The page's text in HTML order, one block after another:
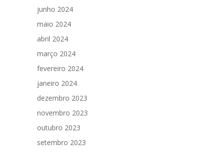
junho 2024
maio 2024
abril 2024
março 2024
fevereiro 2024
janeiro 2024
dezembro 2023
novembro 2023
outubro 2023
setembro 2023